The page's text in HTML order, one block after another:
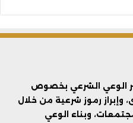
الوعي الشرعي بخصوص
وإبراز رموز شرعية من خلال
وبناء الوعي